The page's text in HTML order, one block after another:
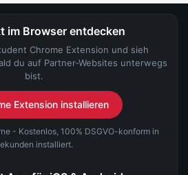
im Browser entdecken
Chrome Extension und sieh
du auf Partner-Websites unterwegs
bist.
Extension installieren
- Kostenlos, 100% DSGVO-konform in
installiert.